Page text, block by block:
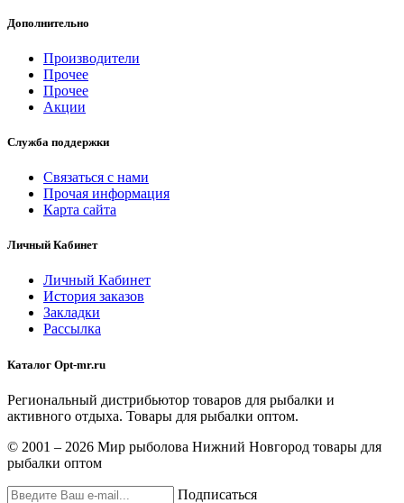
Дополнительно
Производители
Прочее
Прочее
Акции
Служба поддержки
Связаться с нами
Прочая информация
Карта сайта
Личный Кабинет
Личный Кабинет
История заказов
Закладки
Рассылка
Каталог Opt-mr.ru
Региональный дистрибьютор товаров для рыбалки и
активного отдыха. Товары для рыбалки оптом.
© 2001 – 2026 Мир рыболова Нижний Новгород товары для
рыбалки оптом
Подписаться